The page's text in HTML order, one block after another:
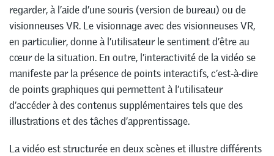
regarder, à l’aide d’une souris (version de bureau) ou de
visionneuses VR. Le visionnage avec des visionneuses VR,
en particulier, donne à l’utilisateur le sentiment d’être au
cœur de la situation. En outre, l’interactivité de la vidéo se
manifeste par la présence de points interactifs, c’est-à-dire
de points graphiques qui permettent à l’utilisateur
d’accéder à des contenus supplémentaires tels que des
illustrations et des tâches d’apprentissage.
La vidéo est structurée en deux scènes et illustre différents